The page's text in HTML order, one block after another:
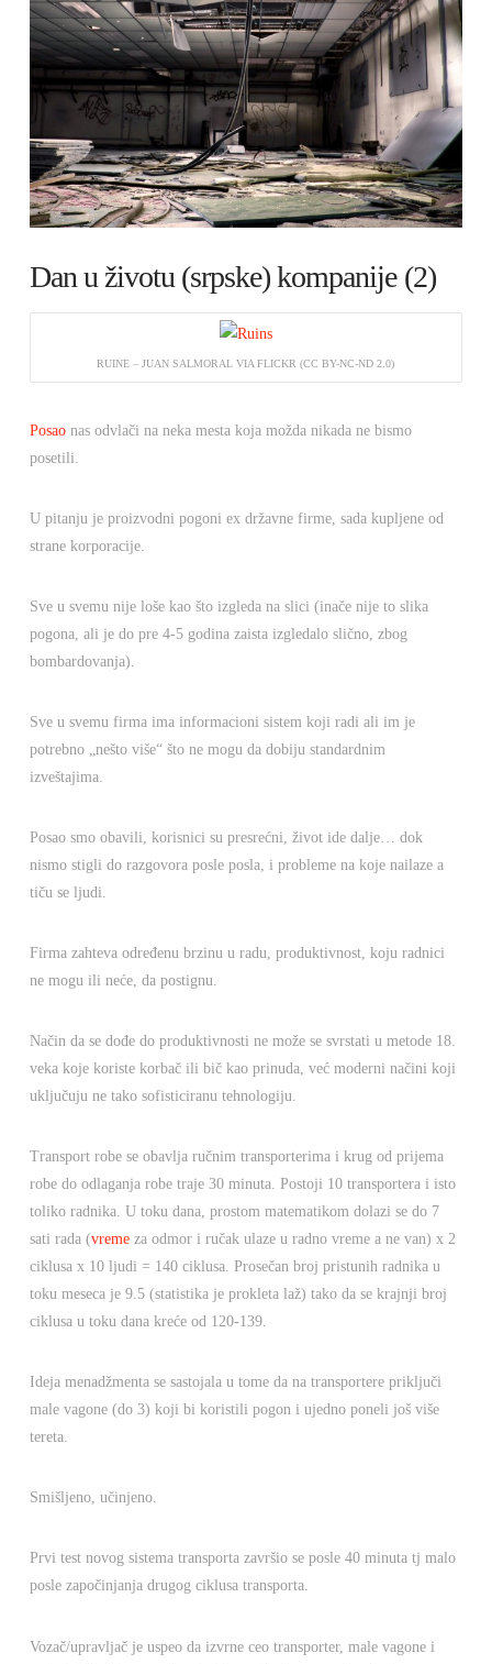
Dan u životu (srpske) kompanije (2)
RUINE – JUAN SALMORAL VIA FLICKR (CC BY-NC-ND 2.0)
Posaonas odvlači na neka mesta koja možda nikada ne bismo
posetili.
U pitanju je proizvodni pogoni ex državne firme, sada kupljene od
strane korporacije.
Sve u svemu nije loše kao što izgleda na slici (inače nije to slika
pogona, ali je do pre 4-5 godina zaista izgledalo slično, zbog
bombardovanja).
Sve u svemu firma ima informacioni sistem koji radi ali im je
potrebno „nešto više“ što ne mogu da dobiju standardnim
izveštajima.
Posao smo obavili, korisnici su presrećni, život ide dalje… dok
nismo stigli do razgovora posle posla, i probleme na koje nailaze a
tiču se ljudi.
Firma zahteva određenu brzinu u radu, produktivnost, koju radnici
ne mogu ili neće, da postignu.
Način da se dođe do produktivnosti ne može se svrstati u metode 18.
veka koje koriste korbač ili bič kao prinuda, već moderni načini koji
uključuju ne tako sofisticiranu tehnologiju.
Transport robe se obavlja ručnim transporterima i krug od prijema
robe do odlaganja robe traje 30 minuta. Postoji 10 transportera i isto
toliko radnika. U toku dana, prostom matematikom dolazi se do 7
sati rada (vremeza odmor i ručak ulaze u radno vreme a ne van) x 2
ciklusa x 10 ljudi = 140 ciklusa. Prosečan broj pristunih radnika u
toku meseca je 9.5 (statistika je prokleta laž) tako da se krajnji broj
ciklusa u toku dana kreće od 120-139.
Ideja menadžmenta se sastojala u tome da na transportere priključi
male vagone (do 3) koji bi koristili pogon i ujedno poneli još više
tereta.
Smišljeno, učinjeno.
Prvi test novog sistema transporta završio se posle 40 minuta tj malo
posle započinjanja drugog ciklusa transporta.
Vozač/upravljač je uspeo da izvrne ceo transporter, male vagone i